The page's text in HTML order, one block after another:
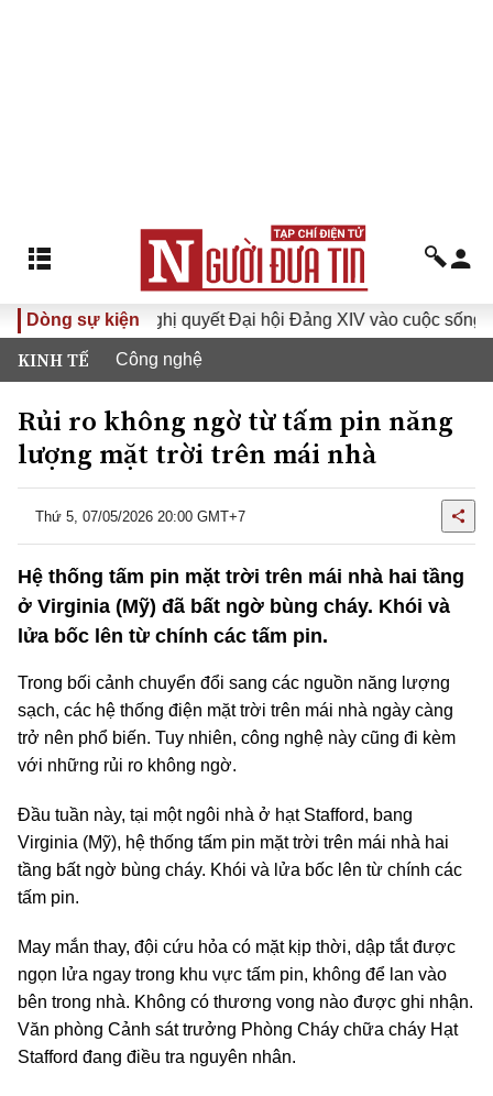
Dòng sự kiện
Đưa Nghị quyết Đại hội Đảng XIV vào cuộc sống
KINH TẾ Công nghệ
Rủi ro không ngờ từ tấm pin năng
lượng mặt trời trên mái nhà
Thứ 5, 07/05/2026 20:00 GMT+7
Hệ thống tấm pin mặt trời trên mái nhà hai tầng
ở Virginia (Mỹ) đã bất ngờ bùng cháy. Khói và
lửa bốc lên từ chính các tấm pin.
Trong bối cảnh chuyển đổi sang các nguồn năng lượng
sạch, các hệ thống điện mặt trời trên mái nhà ngày càng
trở nên phổ biến. Tuy nhiên, công nghệ này cũng đi kèm
với những rủi ro không ngờ.
Đầu tuần này, tại một ngôi nhà ở hạt Stafford, bang
Virginia (Mỹ), hệ thống tấm pin mặt trời trên mái nhà hai
tầng bất ngờ bùng cháy. Khói và lửa bốc lên từ chính các
tấm pin.
May mắn thay, đội cứu hỏa có mặt kịp thời, dập tắt được
ngọn lửa ngay trong khu vực tấm pin, không để lan vào
bên trong nhà. Không có thương vong nào được ghi nhận.
Văn phòng Cảnh sát trưởng Phòng Cháy chữa cháy Hạt
Stafford đang điều tra nguyên nhân.